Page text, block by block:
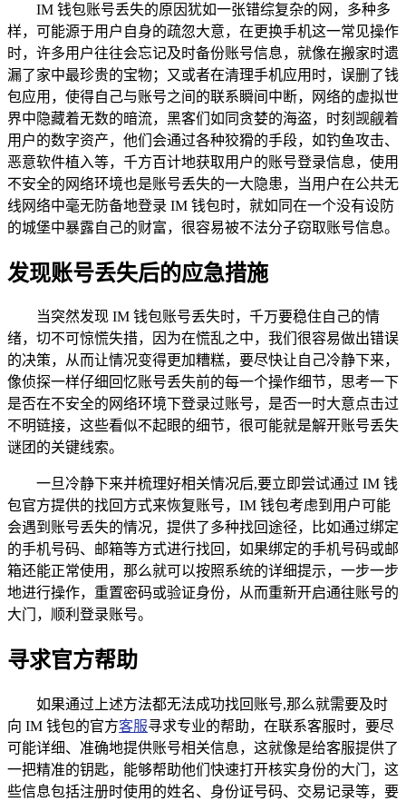
IM 钱包账号丢失的原因犹如一张错综复杂的网，多种多
样，可能源于用户自身的疏忽大意，在更换手机这一常见操作
时，许多用户往往会忘记及时备份账号信息，就像在搬家时遗
漏了家中最珍贵的宝物；又或者在清理手机应用时，误删了钱
包应用，使得自己与账号之间的联系瞬间中断，网络的虚拟世
界中隐藏着无数的暗流，黑客们如同贪婪的海盗，时刻觊觎着
用户的数字资产，他们会通过各种狡猾的手段，如钓鱼攻击、
恶意软件植入等，千方百计地获取用户的账号登录信息，使用
不安全的网络环境也是账号丢失的一大隐患，当用户在公共无
线网络中毫无防备地登录 IM 钱包时，就如同在一个没有设防
的城堡中暴露自己的财富，很容易被不法分子窃取账号信息。
发现账号丢失后的应急措施
当突然发现 IM 钱包账号丢失时，千万要稳住自己的情
绪，切不可惊慌失措，因为在慌乱之中，我们很容易做出错误
的决策，从而让情况变得更加糟糕，要尽快让自己冷静下来，
像侦探一样仔细回忆账号丢失前的每一个操作细节，思考一下
是否在不安全的网络环境下登录过账号，是否一时大意点击过
不明链接，这些看似不起眼的细节，很可能就是解开账号丢失
谜团的关键线索。
一旦冷静下来并梳理好相关情况后,要立即尝试通过 IM 钱
包官方提供的找回方式来恢复账号，IM 钱包考虑到用户可能
会遇到账号丢失的情况，提供了多种找回途径，比如通过绑定
的手机号码、邮箱等方式进行找回，如果绑定的手机号码或邮
箱还能正常使用，那么就可以按照系统的详细提示，一步一步
地进行操作，重置密码或验证身份，从而重新开启通往账号的
大门，顺利登录账号。
寻求官方帮助
如果通过上述方法都无法成功找回账号,那么就需要及时
向 IM 钱包的官方客服寻求专业的帮助，在联系客服时，要尽
可能详细、准确地提供账号相关信息，这就像是给客服提供了
一把精准的钥匙，能够帮助他们快速打开核实身份的大门，这
些信息包括注册时使用的姓名、身份证号码、交易记录等，要